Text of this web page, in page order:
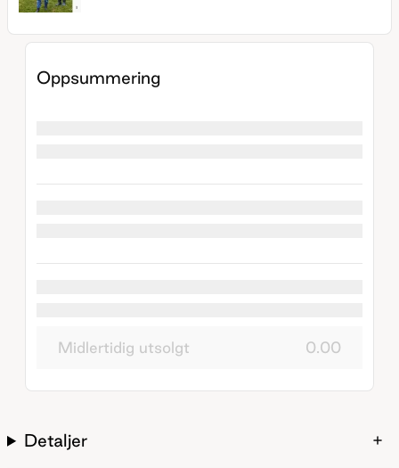
Oppsummering
Midlertidig utsolgt 0.00
Detaljer